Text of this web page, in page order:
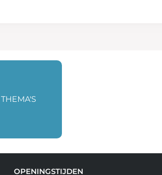
OPENINGSTIJDEN